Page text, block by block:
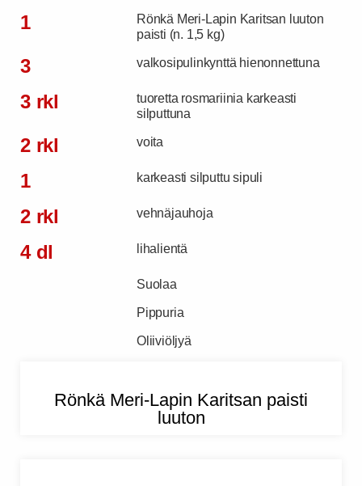
1
Rönkä Meri-Lapin Karitsan luuton
paisti (n. 1,5 kg)
3 valkosipulinkynttä hienonnettuna
3 rkl
tuoretta rosmariinia karkeasti
silputtuna
2 rkl voita
1 karkeasti silputtu sipuli
2 rkl vehnäjauhoja
4 dl lihalientä
Suolaa
Pippuria
Oliiviöljyä
Rönkä Meri-Lapin Karitsan paisti
luuton